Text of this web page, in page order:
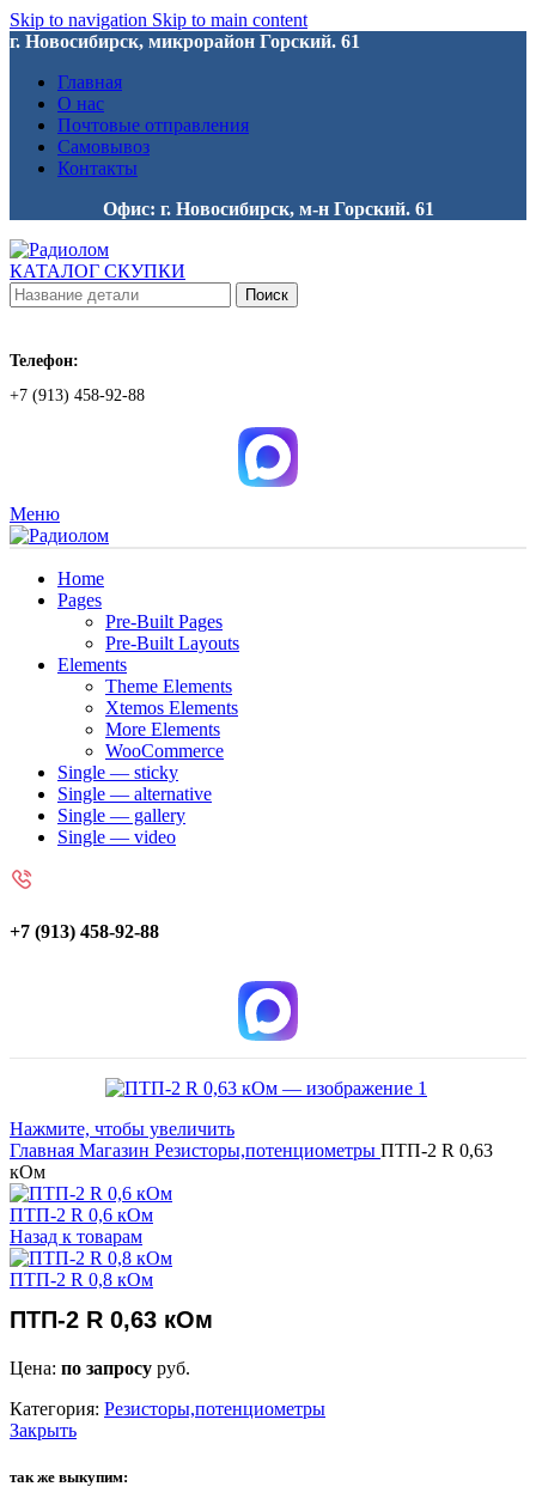
Skip to navigation Skip to main content
г. Новосибирск, микрорайон Горский. 61
Главная
О нас
Почтовые отправления
Самовывоз
Контакты
Офис: г. Новосибирск, м-н Горский. 61
КАТАЛОГ СКУПКИ
Поиск
Телефон:
+7 (913) 458-92-88
Меню
Home
Pages
Pre-Built Pages
Pre-Built Layouts
Elements
Theme Elements
Xtemos Elements
More Elements
WooCommerce
Single — sticky
Single — alternative
Single — gallery
Single — video
+7 (913) 458-92-88
Нажмите, чтобы увеличить
Главная Магазин Резисторы,потенциометры ПТП-2 R 0,63
кОм
ПТП-2 R 0,6 кОм
Назад к товарам
ПТП-2 R 0,8 кОм
ПТП-2 R 0,63 кОм
Цена: по запросу руб.
Категория: Резисторы,потенциометры
Закрыть
так же выкупим: